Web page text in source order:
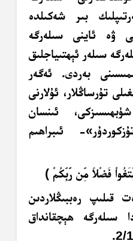
بىر شەكىلدە
ۋە ئاينى سىلەرگە
سىلەر ئېھتىياجلىق
بەردى. ئەگەر
تۇرساڭلار، ئۇلارنى
ئىنسان
ئىبراھىم
تغوا فَضْلا من ربكم ﴾
قىلىپ رەببىڭلاردىن
سىلەرگە ھېچقانداق